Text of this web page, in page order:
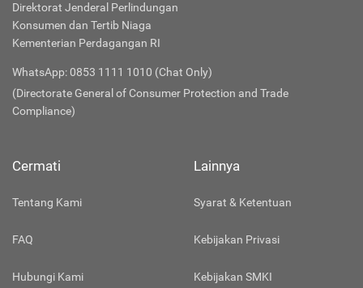
Direktorat Jenderal Perlindungan
Konsumen dan Tertib Niaga
Kementerian Perdagangan RI
WhatsApp: 0853 1111 1010 (Chat Only)
(Directorate General of Consumer Protection and Trade
Compliance)
Cermati
Tentang Kami
FAQ
Hubungi Kami
Lainnya
Syarat & Ketentuan
Kebijakan Privasi
Kebijakan SMKI